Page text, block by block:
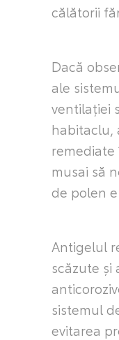
călătorii
Dacă
ale
ventilației
habitaclu,
remediate
musai să
de polen
Antigelul
scăzute și
sistemul
evitarea